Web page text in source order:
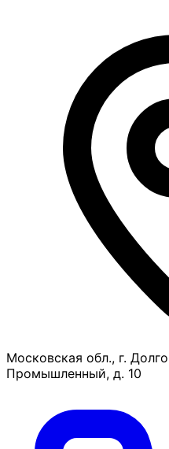
Московская обл., г.
Промышленный, д. 10